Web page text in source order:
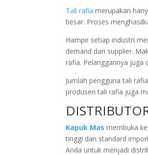
Tali rafia merupakan
besar. Proses
Hampir setiap industri
demand dari supplier.
rafia. Pelanggannya juga
Jumlah pengguna tali
produsen tali rafia juga
Kapuk Mas membuka
tinggi dan standard
Anda untuk menjadi